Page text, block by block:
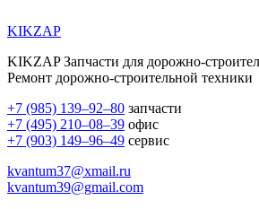
KIKZAP
KIKZAP Запчасти для дорожно-
Ремонт дорожно-строительной техники
+7 (985) 139–92–80 запчасти
+7 (495) 210–08–39 офис
+7 (903) 149–96–49 сервис
kvantum37@xmail.ru
kvantum39@gmail.com